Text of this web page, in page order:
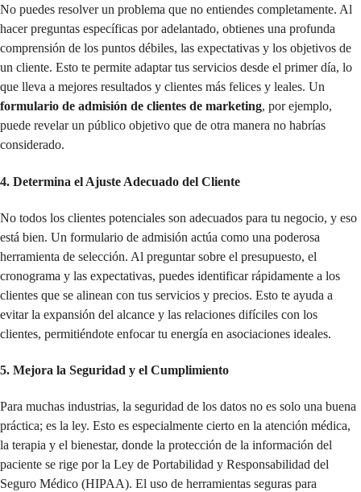
No puedes resolver un problema que no entiendes completamente. Al
hacer preguntas específicas por adelantado, obtienes una profunda
comprensión de los puntos débiles, las expectativas y los objetivos de
un cliente. Esto te permite adaptar tus servicios desde el primer día, lo
que lleva a mejores resultados y clientes más felices y leales. Un
formulario de admisión de clientes de marketing, por ejemplo,
puede revelar un público objetivo que de otra manera no habrías
considerado.
4. Determina el Ajuste Adecuado del Cliente
No todos los clientes potenciales son adecuados para tu negocio, y eso
está bien. Un formulario de admisión actúa como una poderosa
herramienta de selección. Al preguntar sobre el presupuesto, el
cronograma y las expectativas, puedes identificar rápidamente a los
clientes que se alinean con tus servicios y precios. Esto te ayuda a
evitar la expansión del alcance y las relaciones difíciles con los
clientes, permitiéndote enfocar tu energía en asociaciones ideales.
5. Mejora la Seguridad y el Cumplimiento
Para muchas industrias, la seguridad de los datos no es solo una buena
práctica; es la ley. Esto es especialmente cierto en la atención médica,
la terapia y el bienestar, donde la protección de la información del
paciente se rige por la Ley de Portabilidad y Responsabilidad del
Seguro Médico (HIPAA). El uso de herramientas seguras para